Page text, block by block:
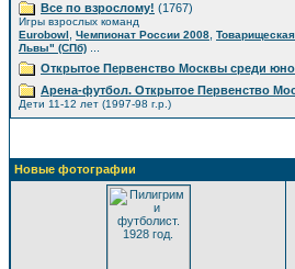
Все по взрослому! (1767)
Игры взрослых команд
Eurobowl
Чемпионат России 2008
Львы" (СПб)
Открытое Первенство Москвы среди
Арена-футбол. Открытое Первенство
Дети 11-12 лет (1997-98 г.р.)
Новые фотографии